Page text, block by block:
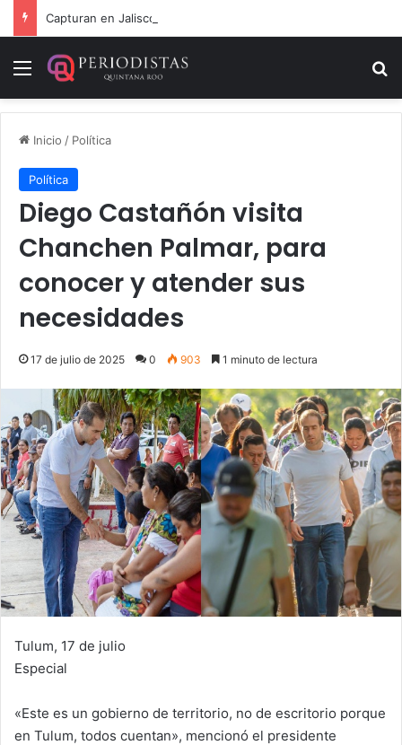
Menú
Inicio / Política
Política
Diego Castañón visita
Chanchen Palmar, para
conocer y atender sus
necesidades
17 de julio de 2025 0 903 1 minuto de lectura
Tulum, 17 de julio
Especial
«Este es un gobierno de territorio, no de escritorio porque
en Tulum, todos cuentan», mencionó el presidente